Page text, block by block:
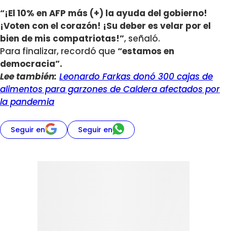
“¡El 10% en AFP más (+) la ayuda del gobierno!
¡Voten con el corazón! ¡Su deber es velar por el
bien de mis compatriotas!”, señaló.
Para finalizar, recordó que “estamos en
democracia”.
Lee también: Leonardo Farkas donó 300 cajas de
alimentos para garzones de Caldera afectados por
la pandemia
Seguir en Seguir en